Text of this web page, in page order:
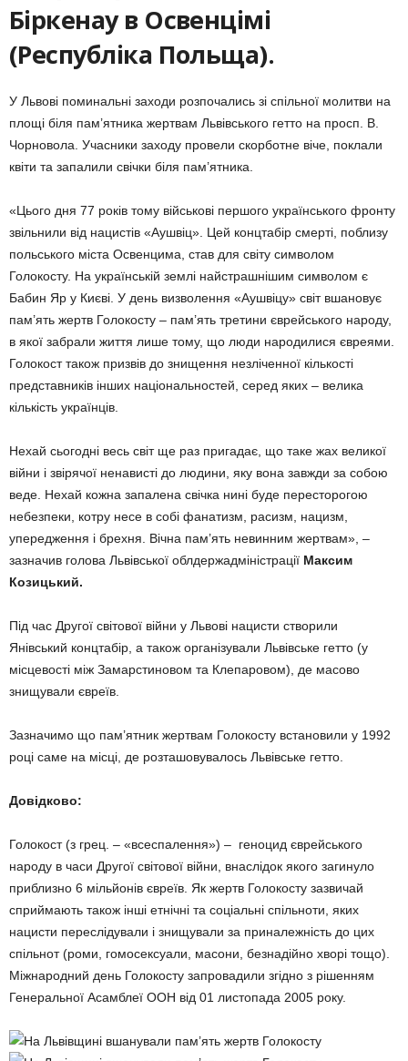
Біркенау в Освенцімі
(Республіка Польща).
У Львові поминальні заходи розпочались зі спільної молитви на
площі біля пам’ятника жертвам Львівського гетто на просп. В.
Чорновола. Учасники заходу провели скорботне віче, поклали
квіти та запалили свічки біля пам’ятника.
«Цього дня 77 років тому військові першого українського фронту
звільнили від нацистів «Аушвіц». Цей концтабір смерті, поблизу
польського міста Освенцима, став для світу символом
Голокосту. На українській землі найстрашнішим символом є
Бабин Яр у Києві. У день визволення «Аушвіцу» світ вшановує
пам’ять жертв Голокосту – пам’ять третини єврейського народу,
в якої забрали життя лише тому, що люди народилися євреями.
Голокост також призвів до знищення незліченної кількості
представників інших національностей, серед яких – велика
кількість українців.
Нехай сьогодні весь світ ще раз пригадає, що таке жах великої
війни і звірячої ненависті до людини, яку вона завжди за собою
веде. Нехай кожна запалена свічка нині буде пересторогою
небезпеки, котру несе в собі фанатизм, расизм, нацизм,
упередження і брехня. Вічна пам’ять невинним жертвам», –
зазначив голова Львівської облдержадміністрації Максим
Козицький.
Під час Другої світової війни у Львові нацисти створили
Янівський концтабір, а також організували Львівське гетто (у
місцевості між Замарстиновом та Клепаровом), де масово
знищували євреїв.
Зазначимо що пам’ятник жертвам Голокосту встановили у 1992
році саме на місці, де розташовувалось Львівське гетто.
Довідково:
Голокост (з грец. – «всеспалення») – геноцид єврейського
народу в часи Другої світової війни, внаслідок якого загинуло
приблизно 6 мільйонів євреїв. Як жертв Голокосту зазвичай
сприймають також інші етнічні та соціальні спільноти, яких
нацисти переслідували і знищували за приналежність до цих
спільнот (роми, гомосексуали, масони, безнадійно хворі тощо).
Міжнародний день Голокосту запровадили згідно з рішенням
Генеральної Асамблеї ООН від 01 листопада 2005 року.